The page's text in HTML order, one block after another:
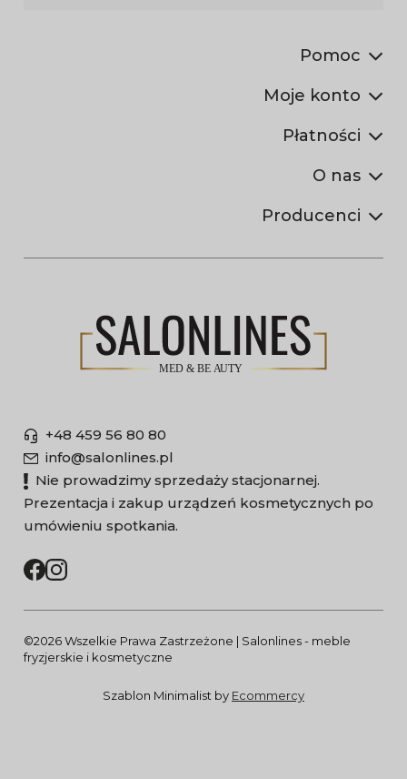
Pomoc
Moje konto
Płatności
O nas
Producenci
+48 459 56 80 80
info@salonlines.pl
Nie prowadzimy sprzedaży stacjonarnej.
Prezentacja i zakup urządzeń kosmetycznych po
umówieniu spotkania.
©2026 Wszelkie Prawa Zastrzeżone | Salonlines - meble
fryzjerskie i kosmetyczne
Szablon Minimalist by Ecommercy